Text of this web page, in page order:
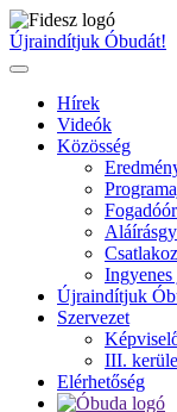
Ugrás
a
tartalomhoz
Újraindítjuk Óbudát!
Hírek
Videók
Közösség
Újraindítjuk
Szervezet
III.
Elérhetőség